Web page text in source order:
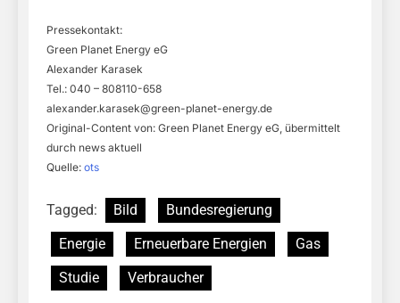
Pressekontakt:
Green Planet Energy eG
Alexander Karasek
Tel.: 040 – 808110-658
alexander.karasek@green-planet-energy.de
Original-Content von: Green Planet Energy eG, übermittelt
durch news aktuell
Quelle: ots
Tagged: Bild
Bundesregierung
Energie
Erneuerbare Energien
Gas
Studie
Verbraucher